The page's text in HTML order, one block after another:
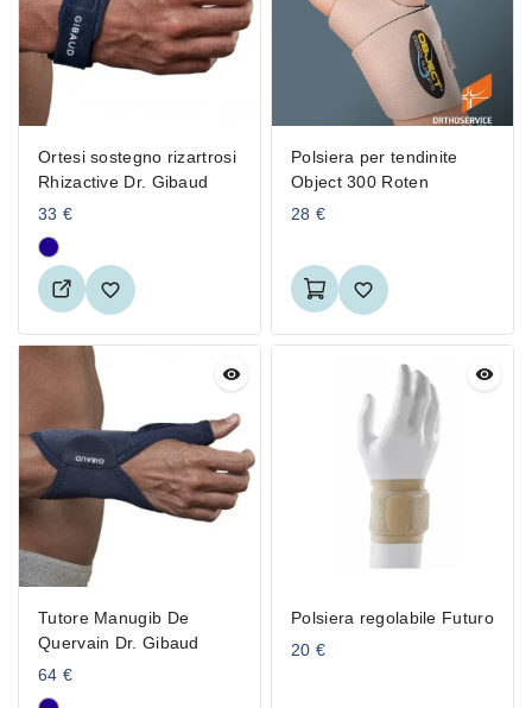
Ortesi sostegno rizartrosi
Rhizactive Dr. Gibaud
33 €
Polsiera per tendinite
Object 300 Roten
28 €
Tutore Manugib De
Quervain Dr. Gibaud
64 €
Polsiera regolabile Futuro
20 €